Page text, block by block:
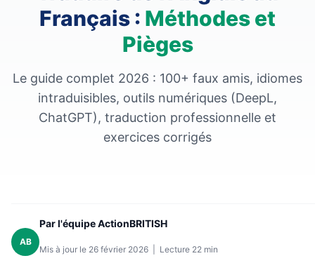
Français : Méthodes et
Pièges
Le guide complet 2026 : 100+ faux amis, idiomes
intraduisibles, outils numériques (DeepL,
ChatGPT), traduction professionnelle et
exercices corrigés
AB
Par l'équipe ActionBRITISH
Mis à jour le 26 février 2026 | Lecture 22 min